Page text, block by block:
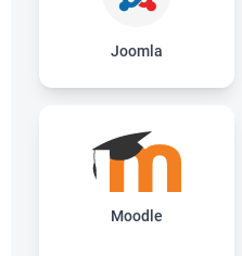
Joomla
Moodle